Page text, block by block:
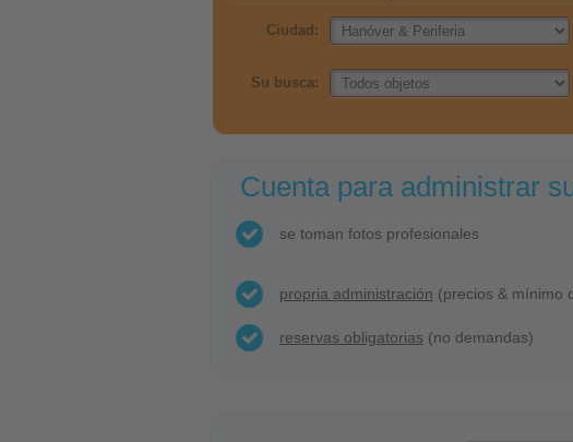
Ciudad:
Su busca:
Cuenta para administrar
se toman fotos profesionales
propria administración (precios & mínimo
reservas obligatorias (no demandas)